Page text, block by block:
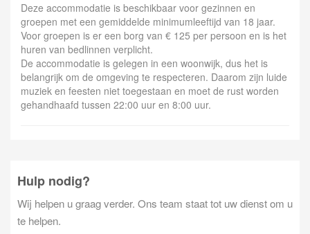
Deze accommodatie is beschikbaar voor gezinnen en
groepen met een gemiddelde minimumleeftijd van 18 jaar.
Voor groepen is er een borg van € 125 per persoon en is het
huren van bedlinnen verplicht.
De accommodatie is gelegen in een woonwijk, dus het is
belangrijk om de omgeving te respecteren. Daarom zijn luide
muziek en feesten niet toegestaan en moet de rust worden
gehandhaafd tussen 22:00 uur en 8:00 uur.
Hulp nodig?
Wij helpen u graag verder. Ons team staat tot uw dienst om u
te helpen.